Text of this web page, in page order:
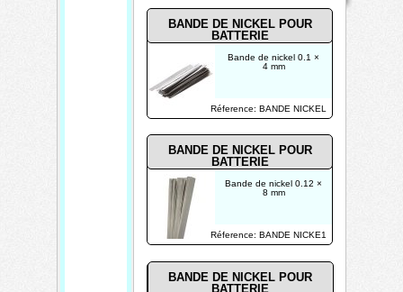
08/08/2026
Créé par
TECHTRONIK
BANDE DE NICKEL POUR
BATTERIE
BANDE DE NICKEL POUR
BATTERIE
BANDE DE NICKEL POUR
BATTERIE
Bande de nickel 0.1 ×
4 mm
Bande de nickel 0.12 ×
8 mm
Réference: BANDE NICKEL
Réference: BANDE NICKE1